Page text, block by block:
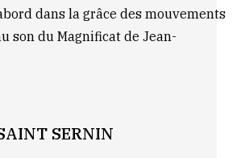
dans la grâce des mouvements
son du Magnificat de Jean-
SERNIN